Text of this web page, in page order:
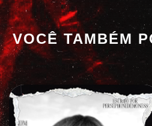
VOCÊ TAMBÉM